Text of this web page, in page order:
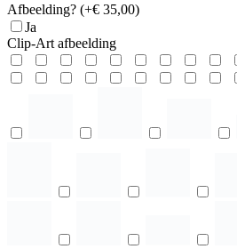
Afbeelding? (+€ 35,00)
Ja
Clip-Art afbeelding